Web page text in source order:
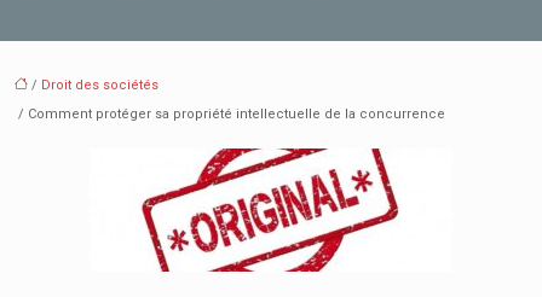
/ Droit des sociétés
/ Comment protéger sa propriété intellectuelle de la concurrence